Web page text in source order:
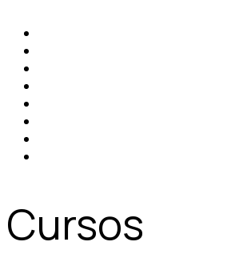
Cursos